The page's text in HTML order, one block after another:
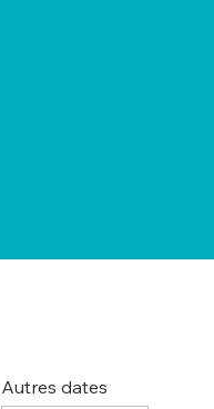
Autres dates